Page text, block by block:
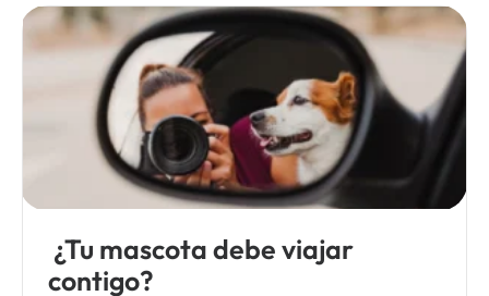
¿Tu mascota debe viajar
contigo?